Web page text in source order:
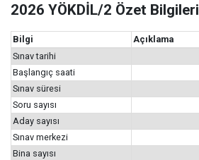
2026 YÖKDİL/2 Özet Bilgileri
Bilgi
Açıklama
Sınav tarihi
Başlangıç saati
Sınav süresi
Soru sayısı
Aday sayısı
Sınav merkezi
Bina sayısı